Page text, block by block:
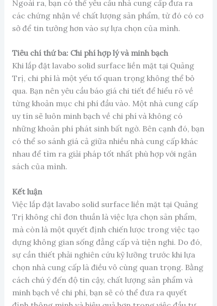
Ngoài ra, bạn có thể yêu cầu nhà cung cấp đưa ra
các chứng nhận về chất lượng sản phẩm, từ đó có cơ
sở để tin tưởng hơn vào sự lựa chọn của mình.
Tiêu chí thứ ba: Chi phí hợp lý và minh bạch
Khi lắp đặt lavabo solid surface liền mặt tại Quảng
Trị, chi phí là một yếu tố quan trọng không thể bỏ
qua. Bạn nên yêu cầu báo giá chi tiết để hiểu rõ về
từng khoản mục chi phí đầu vào. Một nhà cung cấp
uy tín sẽ luôn minh bạch về chi phí và không có
những khoản phí phát sinh bất ngờ. Bên cạnh đó, bạn
có thể so sánh giá cả giữa nhiều nhà cung cấp khác
nhau để tìm ra giải pháp tốt nhất phù hợp với ngân
sách của mình.
Kết luận
Việc lắp đặt lavabo solid surface liền mặt tại Quảng
Trị không chỉ đơn thuần là việc lựa chọn sản phẩm,
mà còn là một quyết định chiến lược trong việc tạo
dựng không gian sống đẳng cấp và tiện nghi. Do đó,
sự cần thiết phải nghiên cứu kỹ lưỡng trước khi lựa
chọn nhà cung cấp là điều vô cùng quan trọng. Bằng
cách chú ý đến độ tin cậy, chất lượng sản phẩm và
minh bạch về chi phí, bạn sẽ có thể đưa ra quyết